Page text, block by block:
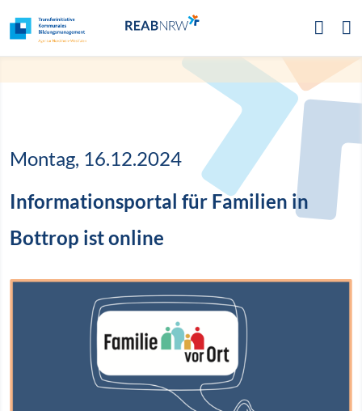
Informationsportal für Familien in
Bottrop ist online
Montag, 16.12.2024